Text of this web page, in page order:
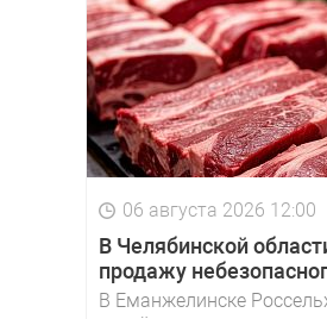
06 августа 2026 12:00
В Челябинской
продажу
В Еманжелинске